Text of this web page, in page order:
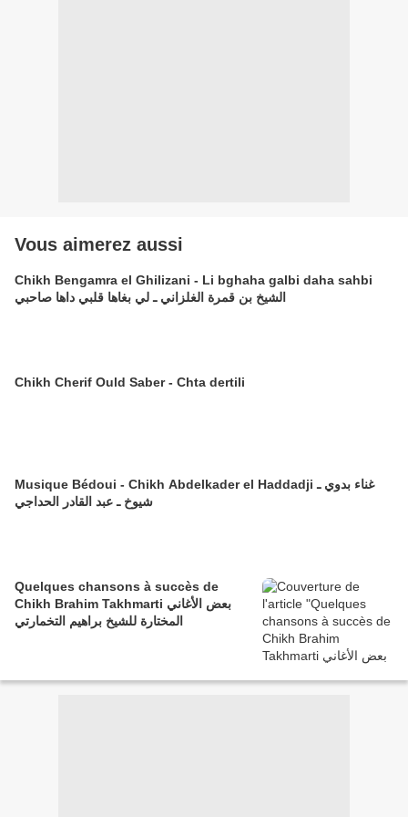
Vous aimerez aussi
Chikh Bengamra el Ghilizani - Li bghaha galbi daha sahbi
الشيخ بن قمرة الغلزاني ـ لي بغاها قلبي داها صاحبي
Chikh Cherif Ould Saber - Chta dertili
Musique Bédoui - Chikh Abdelkader el Haddadji غناء بدوي ـ
شيوخ ـ عبد القادر الحداجي
Quelques chansons à succès de
Chikh Brahim Takhmarti بعض الأغاني
المختارة للشيخ براهيم التخمارتي